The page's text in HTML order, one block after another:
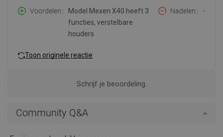
Voordelen:
Model Mexen X40 heeft 3
functies, verstelbare
houders
Nadelen: -
Toon originele reactie
Schrijf je beoordeling.
Community Q&A